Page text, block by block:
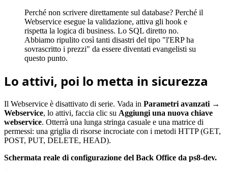
Perché non scrivere direttamente sul database? Perché il
Webservice esegue la validazione, attiva gli hook e
rispetta la logica di business. Lo SQL diretto no.
Abbiamo ripulito così tanti disastri del tipo "l'ERP ha
sovrascritto i prezzi" da essere diventati evangelisti su
questo punto.
Lo attivi, poi lo metta in sicurezza
Il Webservice è disattivato di serie. Vada in Parametri avanzati →
Webservice, lo attivi, faccia clic su Aggiungi una nuova chiave
webservice. Otterrà una lunga stringa casuale e una matrice di
permessi: una griglia di risorse incrociate con i metodi HTTP (GET,
POST, PUT, DELETE, HEAD).
Schermata reale di configurazione del Back Office da ps8-dev.